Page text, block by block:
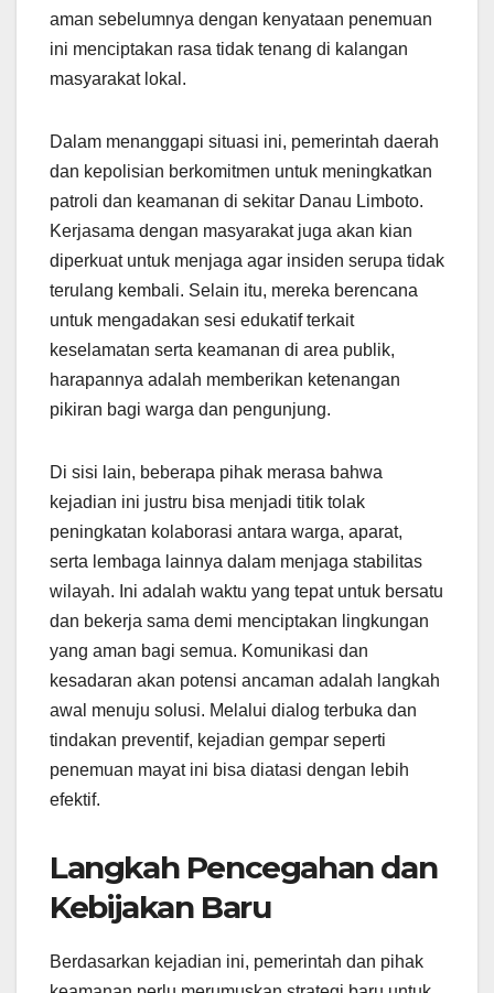
aman sebelumnya dengan kenyataan penemuan
ini menciptakan rasa tidak tenang di kalangan
masyarakat lokal.
Dalam menanggapi situasi ini, pemerintah daerah
dan kepolisian berkomitmen untuk meningkatkan
patroli dan keamanan di sekitar Danau Limboto.
Kerjasama dengan masyarakat juga akan kian
diperkuat untuk menjaga agar insiden serupa tidak
terulang kembali. Selain itu, mereka berencana
untuk mengadakan sesi edukatif terkait
keselamatan serta keamanan di area publik,
harapannya adalah memberikan ketenangan
pikiran bagi warga dan pengunjung.
Di sisi lain, beberapa pihak merasa bahwa
kejadian ini justru bisa menjadi titik tolak
peningkatan kolaborasi antara warga, aparat,
serta lembaga lainnya dalam menjaga stabilitas
wilayah. Ini adalah waktu yang tepat untuk bersatu
dan bekerja sama demi menciptakan lingkungan
yang aman bagi semua. Komunikasi dan
kesadaran akan potensi ancaman adalah langkah
awal menuju solusi. Melalui dialog terbuka dan
tindakan preventif, kejadian gempar seperti
penemuan mayat ini bisa diatasi dengan lebih
efektif.
Langkah Pencegahan dan
Kebijakan Baru
Berdasarkan kejadian ini, pemerintah dan pihak